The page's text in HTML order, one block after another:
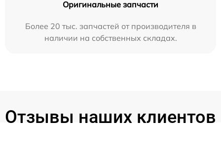
Оригинальные запчасти
Более 20 тыс. запчастей от производителя в
наличии на собственных складах.
Отзывы наших клиентов